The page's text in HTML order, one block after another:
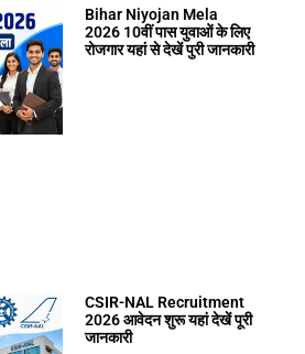
Bihar Niyojan Mela
2026 10वीं पास युवाओं के लिए
रोजगार यहां से देखें पुरी जानकारी
CSIR-NAL Recruitment
2026 आवेदन शुरू यहां देखें पूरी
जानकारी